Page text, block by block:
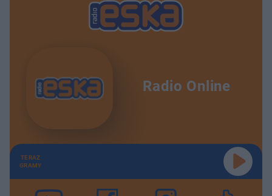
Radio Online
TERAZ
GRAMY